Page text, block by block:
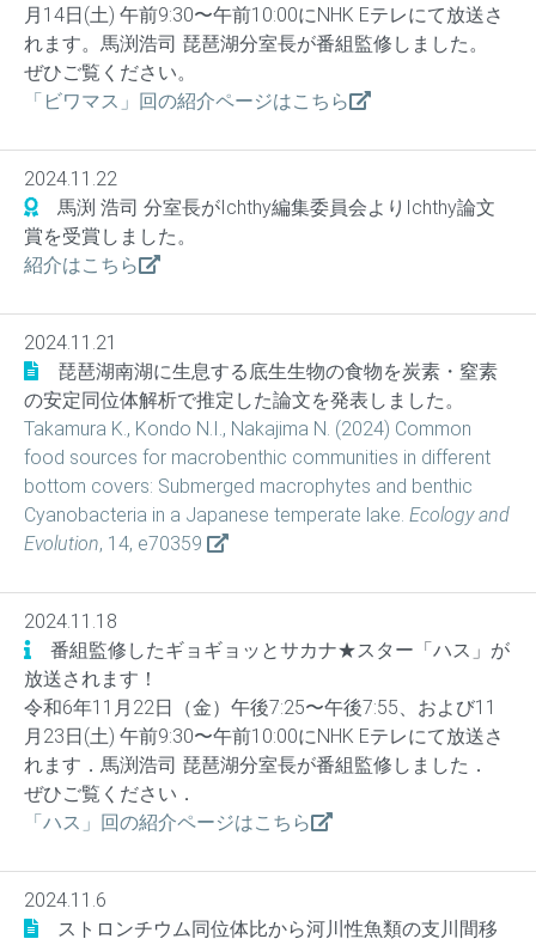
月14日(土) 午前9:30〜午前10:00にNHK Eテレにて放送さ
れます。馬渕浩司 琵琶湖分室長が番組監修しました。
ぜひご覧ください。
「ビワマス」回の紹介ページはこちら
2024.11.22
馬渕 浩司 分室長がIchthy編集委員会よりIchthy論文
賞を受賞しました。
紹介はこちら
2024.11.21
琵琶湖南湖に生息する底生生物の食物を炭素・窒素
の安定同位体解析で推定した論文を発表しました。
Takamura K., Kondo N.I., Nakajima N. (2024) Common
food sources for macrobenthic communities in different
bottom covers: Submerged macrophytes and benthic
Cyanobacteria in a Japanese temperate lake. Ecology and
Evolution, 14, e70359
2024.11.18
番組監修したギョギョッとサカナ★スター「ハス」が
放送されます！
令和6年11月22日（金）午後7:25〜午後7:55、および11
月23日(土) 午前9:30〜午前10:00にNHK Eテレにて放送さ
れます．馬渕浩司 琵琶湖分室長が番組監修しました．
ぜひご覧ください．
「ハス」回の紹介ページはこちら
2024.11.6
ストロンチウム同位体比から河川性魚類の支川間移